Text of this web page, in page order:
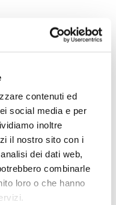
contenuti ed
social media e per
inoltre
il nostro sito con i
dei dati web,
combinarle
loro o che hanno